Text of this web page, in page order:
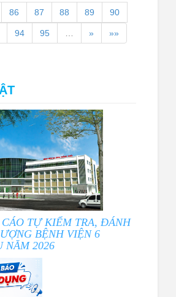
86 87 88 89 90
94 95 … » »»
TỰ KIỂM TRA, ĐÁNH
BỆNH VIỆN 6
NĂM 2026